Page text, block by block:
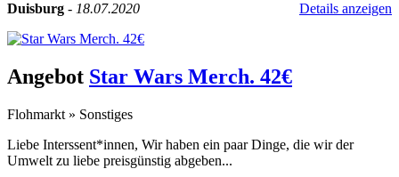
Duisburg - 18.07.2020 Details anzeigen
Angebot Star Wars Merch. 42€
Flohmarkt » Sonstiges
Liebe Interssent*innen, Wir haben ein paar Dinge, die wir der
Umwelt zu liebe preisgünstig abgeben...